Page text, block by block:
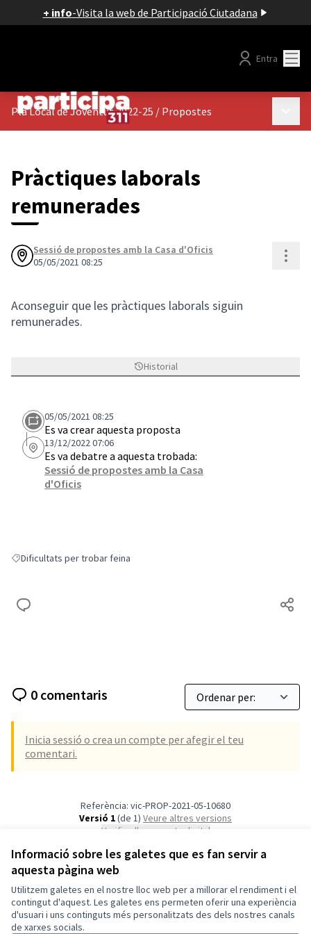
Informació sobre les galetes que es fan servir a
aquesta pàgina web
Utilitzem galetes en el nostre lloc web per a millorar el rendiment i el
contingut d'aquest. Les galetes ens permeten oferir una experiència
d'usuari i uns continguts més personalitzats des dels nostres canals
de xarxes socials.
+ info-Visita la web de Participació Ciutadana
Entra
Pla Local de Joventut 2022-25 / Propostes
Pràctiques laborals
remunerades
Sessió de propostes amb la Casa d'Oficis
05/05/2021 08:25
Aconseguir que les pràctiques laborals siguin
remunerades.
Historial
05/05/2021 08:25
Es va crear aquesta proposta
13/12/2022 07:06
Es va debatre a aquesta trobada:
Sessió de propostes amb la Casa
d'Oficis
Resultats en filtrar per: Dificultats per trobar feina
Dificultats per trobar feina
0 comentaris
Inicia sessió o crea un compte per afegir el teu
comentari.
Referència: vic-PROP-2021-05-10680
Versió 1(de 1)
veure altres versions
Verifica l'empremta digital
Termes i condicions d'ús
Configuració de les galetes
Vic a X
(Enllaç extern)
Vic a Facebook
(Enllaç extern)
Vic a Instagram
(Enllaç extern)
Vic a YouTube
(Enllaç extern)
Triar la llenguaElegir el idioma